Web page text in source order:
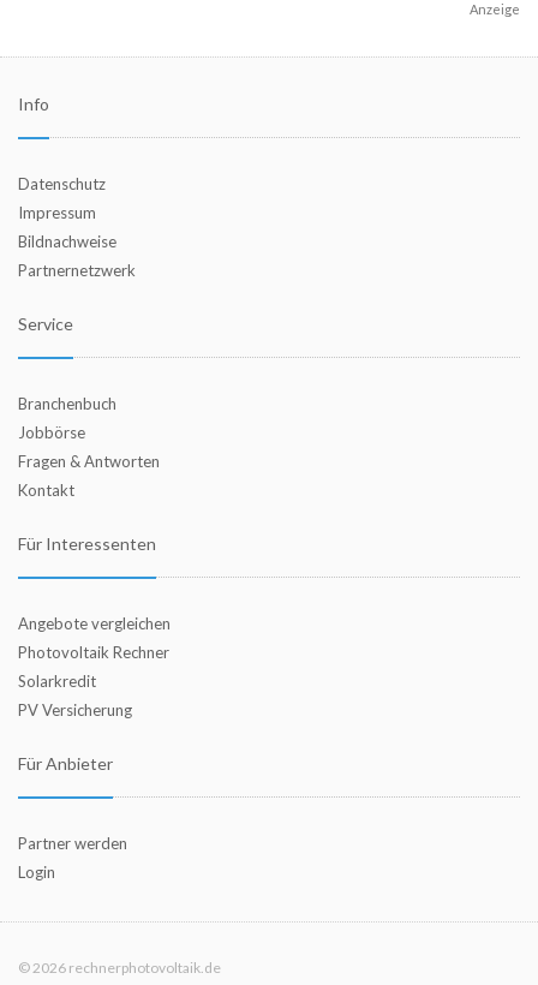
Anzeige
Info
Datenschutz
Impressum
Bildnachweise
Partnernetzwerk
Service
Branchenbuch
Jobbörse
Fragen & Antworten
Kontakt
Für Interessenten
Angebote vergleichen
Photovoltaik Rechner
Solarkredit
PV Versicherung
Für Anbieter
Partner werden
Login
© 2026 rechnerphotovoltaik.de